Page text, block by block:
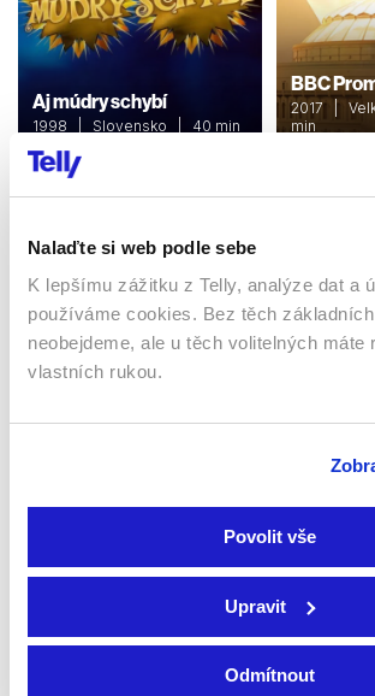
Nalaďte si web podle sebe
K lepšímu zážitku z Telly, analýze dat a
používáme cookies. Bez těch
neobejdeme, ale u těch volitelných máte
vlastních rukou.
Povolit vše
Upravit
Odmítnout
Aj múdry schybí
1998 | Slovensko | 40 min
Pořady / Show
BBC
2017 |
min
Sledujte kdekoliv až na 6
po celé EU, a to až na 6
Smart TV - Android, Google,